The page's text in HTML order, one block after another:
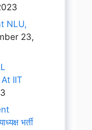
NLU,
23,
IIT
भर्ती